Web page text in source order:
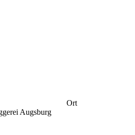
Ort
Augsburg